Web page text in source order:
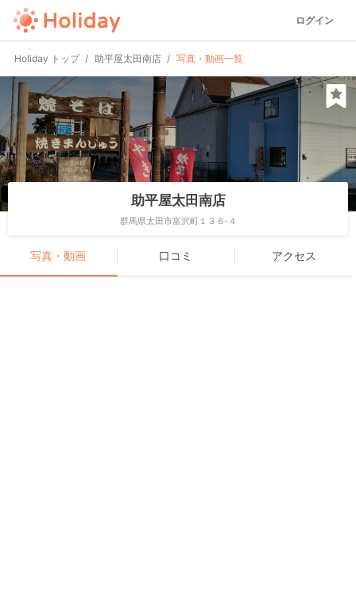
ログイン
Holiday トップ 助平屋太田南店 写真・動画一覧
助平屋太田南店
群馬県太田市富沢町１３６-４
写真・動画 口コミ アクセス